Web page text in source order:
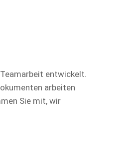
entwickelt.
arbeiten
Sie mit, wir